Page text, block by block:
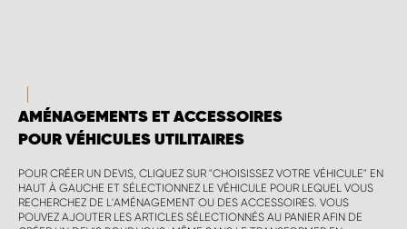
AMÉNAGEMENTS ET ACCESSOIRES
POUR VÉHICULES UTILITAIRES
POUR CRÉER UN DEVIS, CLIQUEZ SUR "CHOISISSEZ VOTRE VÉHICULE" EN
HAUT À GAUCHE ET SÉLECTIONNEZ LE VÉHICULE POUR LEQUEL VOUS
RECHERCHEZ DE L'AMÉNAGEMENT OU DES ACCESSOIRES. VOUS
POUVEZ AJOUTER LES ARTICLES SÉLECTIONNÉS AU PANIER AFIN DE
WORK SYSTEM NAMUR